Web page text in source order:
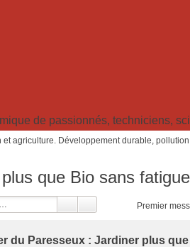
de passionnés, techniciens,
agriculture. Développement durable,
que Bio sans fatigue
Premier
du Paresseux : Jardiner plus